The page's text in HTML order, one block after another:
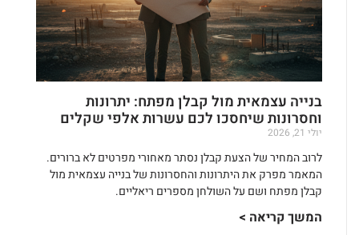
בנייה עצמאית מול קבלן מפתח: יתרונות
וחסרונות שיחסכו לכם עשרות אלפי שקלים
יולי 21, 2026
לרוב המחיר של הצעת קבלן נסתר מאחורי מפרטים לא ברורים.
המאמר מפרק את היתרונות והחסרונות של בנייה עצמאית מול
קבלן מפתח ושם על השולחן מספרים ריאליים.
המשך קריאה >